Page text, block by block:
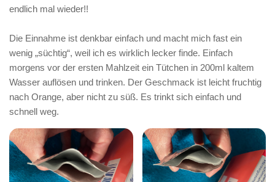
endlich mal wieder!!
Die Einnahme ist denkbar einfach und macht mich fast ein
wenig „süchtig“, weil ich es wirklich lecker finde. Einfach
morgens vor der ersten Mahlzeit ein Tütchen in 200ml kaltem
Wasser auflösen und trinken. Der Geschmack ist leicht fruchtig
nach Orange, aber nicht zu süß. Es trinkt sich einfach und
schnell weg.